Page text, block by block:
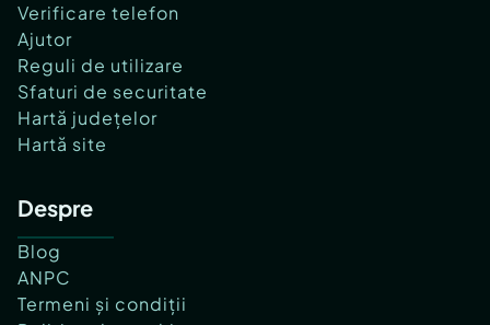
Verificare telefon
Ajutor
Reguli de utilizare
Sfaturi de securitate
Hartă județelor
Hartă site
Despre
Blog
ANPC
Termeni și condiții